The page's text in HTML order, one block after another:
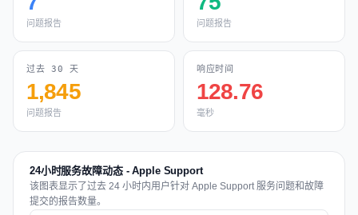
问题报告 问题报告
过去 30 天
1,845
问题报告
响应时间
128.76
毫秒
24小时服务故障动态 - Apple Support
该图表显示了过去 24 小时内用户针对 Apple Support 服务问题和故障
提交的报告数量。